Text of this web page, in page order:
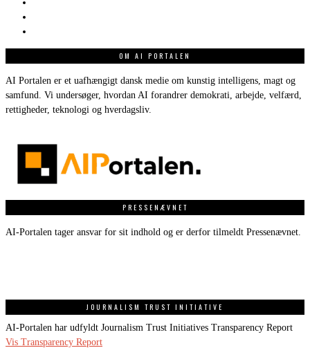
OM AI PORTALEN
AI Portalen er et uafhængigt dansk medie om kunstig intelligens, magt og
samfund. Vi undersøger, hvordan AI forandrer demokrati, arbejde, velfærd,
rettigheder, teknologi og hverdagsliv.
PRESSENÆVNET
AI-Portalen tager ansvar for sit indhold og er derfor tilmeldt Pressenævnet.
JOURNALISM TRUST INITIATIVE
AI-Portalen har udfyldt Journalism Trust Initiatives Transparency Report
Vis Transparency Report